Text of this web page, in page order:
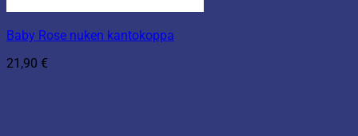
Baby Rose nuken kantokoppa
21,90 €